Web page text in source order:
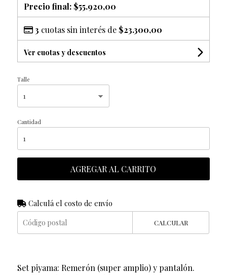
Precio final: $55.920,00
3 cuotas sin interés de $23.300,00
Ver cuotas y descuentos
Talle
Cantidad
AGREGAR AL CARRITO
Calculá el costo de envío
CALCULAR
Set piyama: Remerón (super amplio) y pantalón.